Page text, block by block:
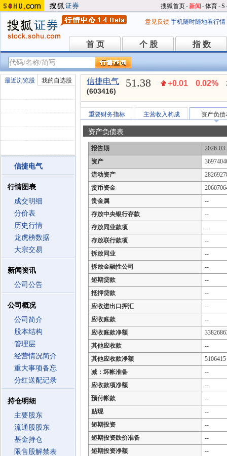
搜狐首页-新闻 -体育-S
意见反馈 手机随时随地看行情
首 页
首 页 个 股
个 股 指 数
指 数
最近浏览股 我的自选股
信捷电气
行情图表
成交明细
分价表
历史行情
龙虎榜数据
大宗交易
新闻资讯
公司公告
公司概况
公司简介
股本结构
管理层
经营情况简介
重大事项备忘
分红送配记录
持仓明细
主要股东
流通股股东
基金持仓
限售股解禁表
信捷电气
(603416)
51.38 +0.01 0.02%
重要财务指标 主营收入构成 资产负债
资产负债表
报告期
2026-
资产
流动资产
货币资金
贵金属
--
存放中央银行存款
--
存放同业款项
--
存放联行款项
--
拆放同业
--
拆放金融性公司
--
短期贷款
--
抵押贷款
--
应收进出口押汇
--
应收账款
--
应收账款净额
其他应收款
--
其他应收款净额
5106415
减：坏帐准备
--
应收款项净额
--
预付帐款
--
贴现
--
短期投资
--
短期投资跌价准备
--
短期投资净额
--